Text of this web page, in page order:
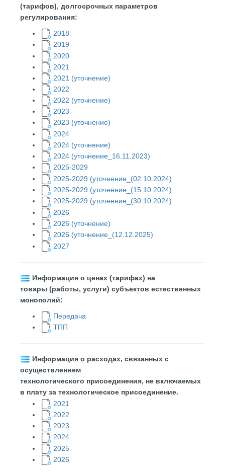
(тарифов), долгосрочных параметров
регулирования:
2018
2019
2020
2021
2021 (уточнение)
2022
2022 (уточнение)
2023
2023 (уточнение)
2024
2024 (уточнение)
2024 (уточнение_16.11.2023)
2025-2029
2025-2029 (уточнение_(02.10.2024)
2025-2029 (уточнение_(15.10.2024)
2025-2029 (уточнение_(30.10.2024)
2026
2026 (уточнение)
2026 (уточнение_(12.12.2025)
2027
Информация о ценах (тарифах) на
товары (работы, услуги) субъектов естественных
монополий:
Передача
ТПП
Информация о расходах, связанных с
осуществлением
технологического присоединения, не включаемых
в плату за технологическое присоединение.
2021
2022
2023
2024
2025
2026